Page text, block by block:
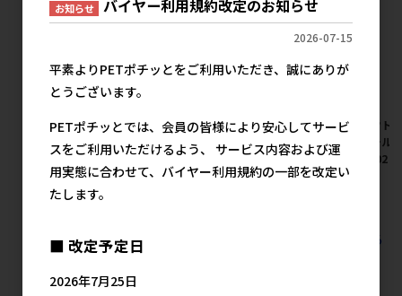
【アウトレット】[ファンタジ
ーワールド]木製ハシゴ
PA4006
メーカー希望小売価格
【アウトレット】[ファンタジ
ーワールド]木製ハシゴ
PA4004
メーカー希望小売価格
【アウト
ーワール
PA4002
すべてのファンタジーワールドの人気商品を見る
お知らせ バイヤー利用規約改定のお知らせ
2026-07-15
平素よりPETポチッとをご利用いただき、誠にありが
とうございます。
PETポチッとでは、会員の皆様により安心してサービ
スをご利用いただけるよう、 サービス内容および運
用実態に合わせて、バイヤー利用規約の一部を改定い
たします。
■ 改定予定日
2026年7月25日